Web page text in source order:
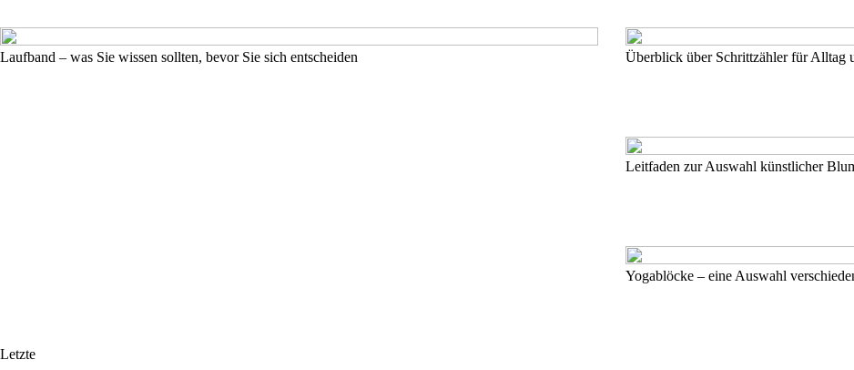
Laufband – was Sie wissen sollten, bevor Sie sich entscheiden Überblick über Schrittzähler für Alltag
Leitfaden zur Auswahl künstlicher
Yogablöcke – eine Auswahl
Letzte